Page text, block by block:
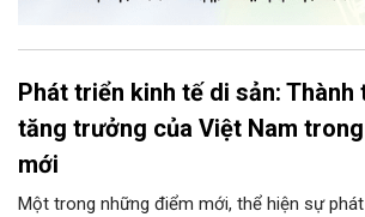
Phát triển kinh tế di sản:
tăng trưởng của Việt Nam
mới
Một trong những điểm mới, thể hiện sự